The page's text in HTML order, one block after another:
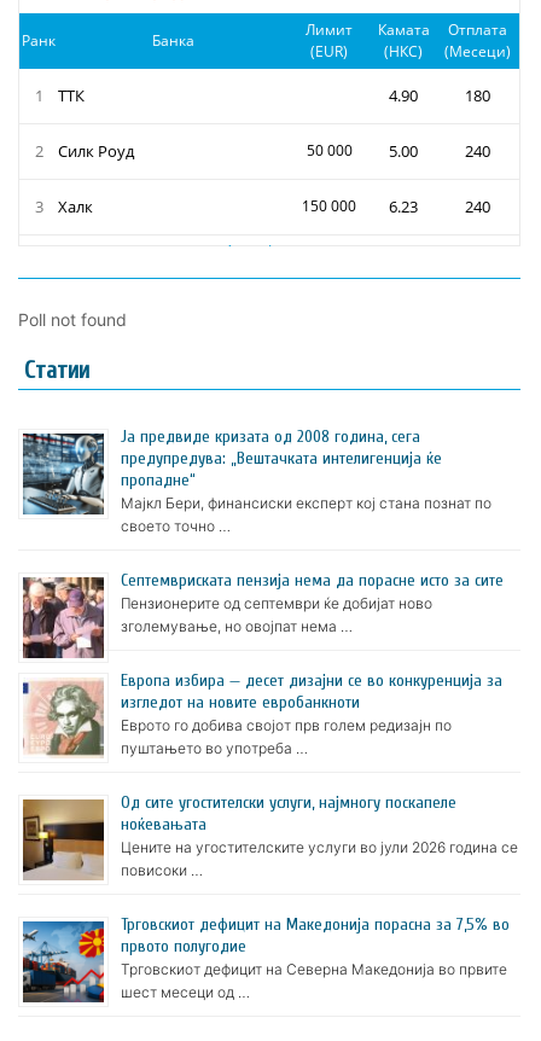
Poll not found
Статии
Ја предвиде кризата од 2008 година, сега
предупредува: „Вештачката интелигенција ќе
пропадне“
Мајкл Бери, финансиски експерт кој стана познат по
своето точно …
Септемвриската пензија нема да порасне исто за сите
Пензионерите од септември ќе добијат ново
зголемување, но овојпат нема …
Европа избира — десет дизајни се во конкуренција за
изгледот на новите евробанкноти
Еврото го добива својот прв голем редизајн по
пуштањето во употреба …
Oд сите угостителски услуги, најмногу поскапеле
ноќевањата
Цените на угостителските услуги во јули 2026 година се
повисоки …
Трговскиот дефицит на Македонија порасна за 7,5% во
првото полугодие
Трговскиот дефицит на Северна Македонија во првите
шест месеци од …